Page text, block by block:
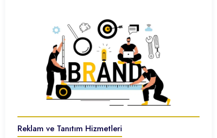
Reklam ve Tanıtım Hizmetleri